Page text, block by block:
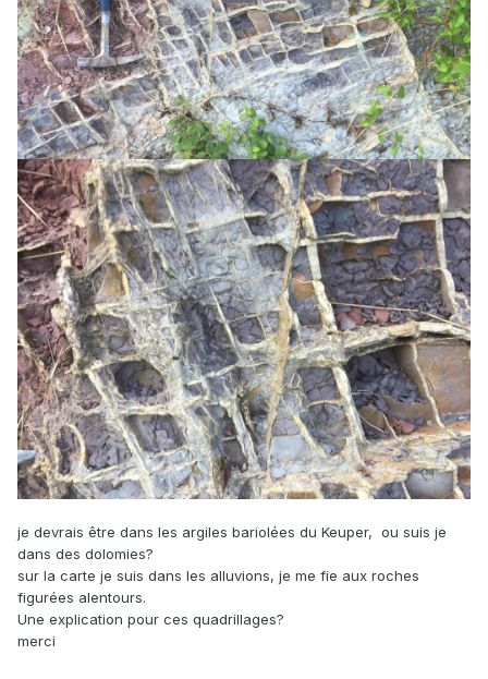
je devrais être dans les argiles bariolées du Keuper, ou suis je
dans des dolomies?
sur la carte je suis dans les alluvions, je me fie aux roches
figurées alentours.
Une explication pour ces quadrillages?
merci